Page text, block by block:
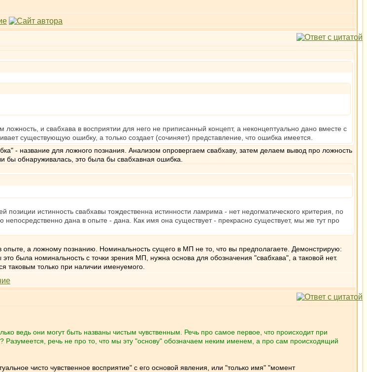
и свабхава в восприятии для него не приписанный концепт, а неконцептуально дано вместе с
существующую ошибку, а только создает (сочиняет) представление, что ошибка имеется.
- название для ложного познания. Анализом опровергаем свабхаву, затем делаем вывод про ложность
бы обнаруживалась, это была бы свабхавная ошибка.
истинность свабхавы тождественна истинности ламрима - нет недогматического критерия, по
дана в опыте - дана. Как имя она существует - прекрасно существует, мы же тут про
а ложному познанию. Номинальность сущего в МП не то, что вы предполагаете. Демонстрирую:
была номинальность с точки зрения МП, нужна основа для обозначения "свабхава", а таковой нет.
таковым только при наличии именуемого.
ведь они могут быть названы чистым чувственным. Речь про самое первое, что происходит при
Разумеется, речь не про то, что мы эту "основу" обозначаем неким именем, а про сам происходящий
чисто чувственное восприятие" с его основой явления, или "только имя" "момент